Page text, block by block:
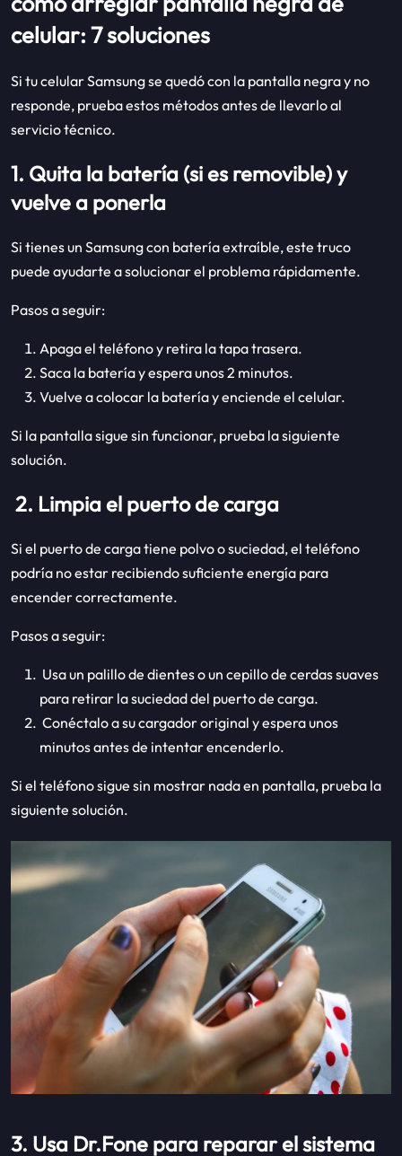
celular: 7 soluciones
Si tu celular Samsung se quedó con la pantalla negra y no
responde, prueba estos métodos antes de llevarlo al
servicio técnico.
1. Quita la batería (si es removible) y
vuelve a ponerla
Si tienes un Samsung con batería extraíble, este truco
puede ayudarte a solucionar el problema rápidamente.
Pasos a seguir:
Apaga el teléfono y retira la tapa trasera.
Saca la batería y espera unos 2 minutos.
Vuelve a colocar la batería y enciende el celular.
Si la pantalla sigue sin funcionar, prueba la siguiente
solución.
2. Limpia el puerto de carga
Si el puerto de carga tiene polvo o suciedad, el teléfono
podría no estar recibiendo suficiente energía para
encender correctamente.
Pasos a seguir:
Usa un palillo de dientes o un cepillo de cerdas suaves
para retirar la suciedad del puerto de carga.
Conéctalo a su cargador original y espera unos
minutos antes de intentar encenderlo.
Si el teléfono sigue sin mostrar nada en pantalla, prueba la
siguiente solución.
3. Usa Dr.Fone para reparar el sistema